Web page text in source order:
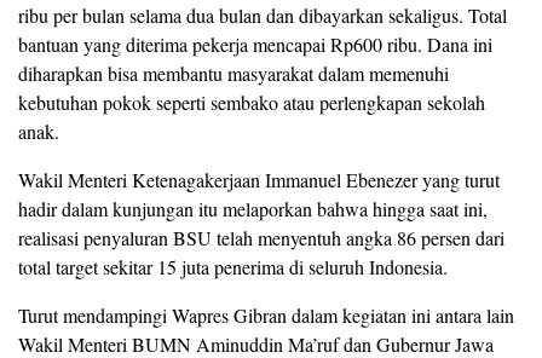
ribu per bulan selama dua bulan dan dibayarkan sekaligus. Total
bantuan yang diterima pekerja mencapai Rp600 ribu. Dana ini
diharapkan bisa membantu masyarakat dalam memenuhi
kebutuhan pokok seperti sembako atau perlengkapan sekolah
anak.
Wakil Menteri Ketenagakerjaan Immanuel Ebenezer yang turut
hadir dalam kunjungan itu melaporkan bahwa hingga saat ini,
realisasi penyaluran BSU telah menyentuh angka 86 persen dari
total target sekitar 15 juta penerima di seluruh Indonesia.
Turut mendampingi Wapres Gibran dalam kegiatan ini antara lain
Wakil Menteri BUMN Aminuddin Ma’ruf dan Gubernur Jawa